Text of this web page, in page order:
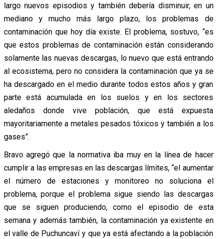
largo nuevos episodios y también debería disminuir, en un
mediano y mucho más largo plazo, los problemas de
contaminación que hoy día existe. El problema, sostuvo, “es
que estos problemas de contaminación están considerando
solamente las nuevas descargas, lo nuevo que está entrando
al ecosistema, pero no considera la contaminación que ya se
ha descargado en el medio durante todos estos años y gran
parte está acumulada en los suelos y en los sectores
aledaños donde vive población, que está expuesta
mayoritariamente a metales pesados tóxicos y también a los
gases”.
Bravo agregó que la normativa iba muy en la línea de hacer
cumplir a las empresas en las descargas límites, “el aumentar
el número de estaciones y monitoreo no soluciona el
problema, porque el problema sigue siendo las descargas
que se siguen produciendo, como el episodio de esta
semana y además también, la contaminación ya existente en
el valle de Puchuncaví y que ya está afectando a la población